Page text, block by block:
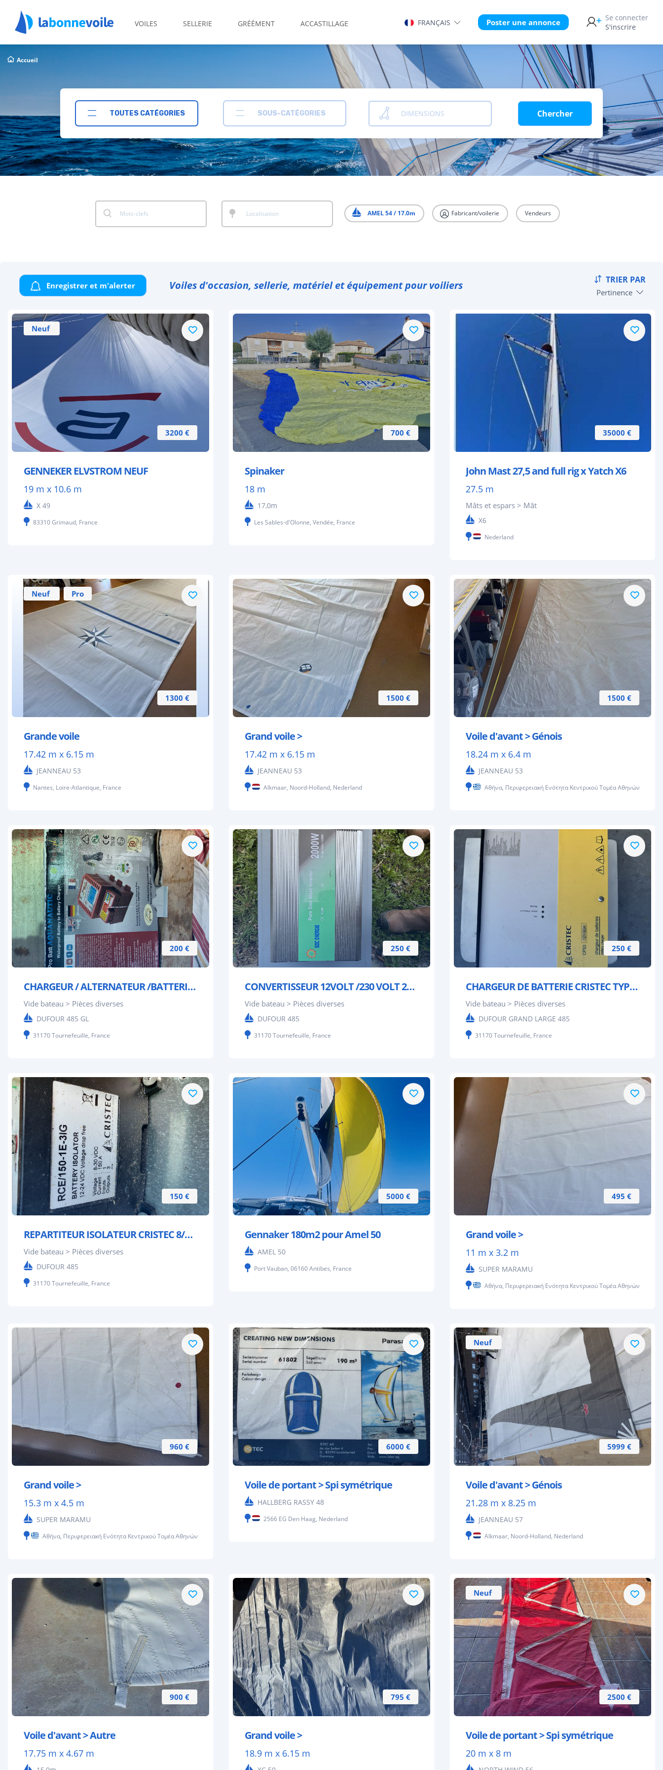
VOILES SELLERIE GRÉÉMENT ACCASTILLAGE FRANÇAIS Poster une annonce
Se connecter
S'inscrire
Accueil
TOUTES CATÉGORIES SOUS-CATÉGORIES DIMENSIONS Chercher
AMEL 54 / 17.0m Fabricant/voilerie Vendeurs
Voiles d'occasion, sellerie, matériel et équipement pour voiliers
Enregistrer et m'alerter
TRIER PAR
Pertinence
3200 €
Neuf
GENNEKER ELVSTROM NEUF
19 m x 10.6 m
X 49
83310 Grimaud, France
700 €
Spinaker
18 m
17,0m
Les Sables-d'Olonne, Vendée, France
35000 €
John Mast 27,5 and full rig x Yatch X6
27.5 m
Mâts et espars > Mât
X6
Nederland
1300 €
Neuf Pro
Grande voile
17.42 m x 6.15 m
JEANNEAU 53
Nantes, Loire-Atlantique, France
1500 €
Grand voile >
17.42 m x 6.15 m
JEANNEAU 53
Alkmaar, Noord-Holland, Nederland
1500 €
Voile d'avant > Génois
18.24 m x 6.4 m
JEANNEAU 53
Αθήνα, Περιφερειακή Ενότητα Κεντρικού Τομέα Αθηνών, Ελλάς
200 €
CHARGEUR / ALTERNATEUR /BATTERIE STERLING POWER
Vide bateau > Pièces diverses
DUFOUR 485 GL
31170 Tournefeuille, France
250 €
CONVERTISSEUR 12VOLT /230 VOLT 2000W SOC ENERGIE
Vide bateau > Pièces diverses
DUFOUR 485
31170 Tournefeuille, France
250 €
CHARGEUR DE BATTERIE CRISTEC TYPE CPS 3
Vide bateau > Pièces diverses
DUFOUR GRAND LARGE 485
31170 Tournefeuille, France
150 €
REPARTITEUR ISOLATEUR CRISTEC 8/30 V DC.150A
Vide bateau > Pièces diverses
DUFOUR 485
31170 Tournefeuille, France
5000 €
Gennaker 180m2 pour Amel 50
AMEL 50
Port Vauban, 06160 Antibes, France
495 €
Grand voile >
11 m x 3.2 m
SUPER MARAMU
Αθήνα, Περιφερειακή Ενότητα Κεντρικού Τομέα Αθηνών, Ελλάς
960 €
Grand voile >
15.3 m x 4.5 m
SUPER MARAMU
Αθήνα, Περιφερειακή Ενότητα Κεντρικού Τομέα Αθηνών, Ελλάς
6000 €
Voile de portant > Spi symétrique
HALLBERG RASSY 48
2566 EG Den Haag, Nederland
5999 €
Neuf
Voile d'avant > Génois
21.28 m x 8.25 m
JEANNEAU 57
Alkmaar, Noord-Holland, Nederland
900 €
Voile d'avant > Autre
17.75 m x 4.67 m
795 €
Grand voile >
18.9 m x 6.15 m
2500 €
Neuf
Voile de portant > Spi symétrique
20 m x 8 m